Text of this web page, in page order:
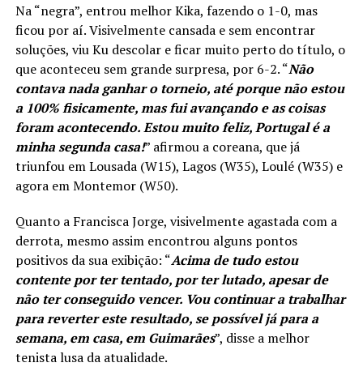
Na “negra”, entrou melhor Kika, fazendo o 1-0, mas
ficou por aí. Visivelmente cansada e sem encontrar
soluções, viu Ku descolar e ficar muito perto do título, o
que aconteceu sem grande surpresa, por 6-2. “Não
contava nada ganhar o torneio, até porque não estou
a 100% fisicamente, mas fui avançando e as coisas
foram acontecendo. Estou muito feliz, Portugal é a
minha segunda casa!” afirmou a coreana, que já
triunfou em Lousada (W15), Lagos (W35), Loulé (W35) e
agora em Montemor (W50).
Quanto a Francisca Jorge, visivelmente agastada com a
derrota, mesmo assim encontrou alguns pontos
positivos da sua exibição: “Acima de tudo estou
contente por ter tentado, por ter lutado, apesar de
não ter conseguido vencer. Vou continuar a trabalhar
para reverter este resultado, se possível já para a
semana, em casa, em Guimarães”, disse a melhor
tenista lusa da atualidade.